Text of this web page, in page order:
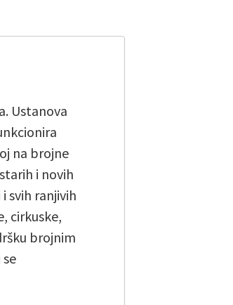
Ustanova
na brojne
i novih
svih ranjivih
cirkuske,
brojnim